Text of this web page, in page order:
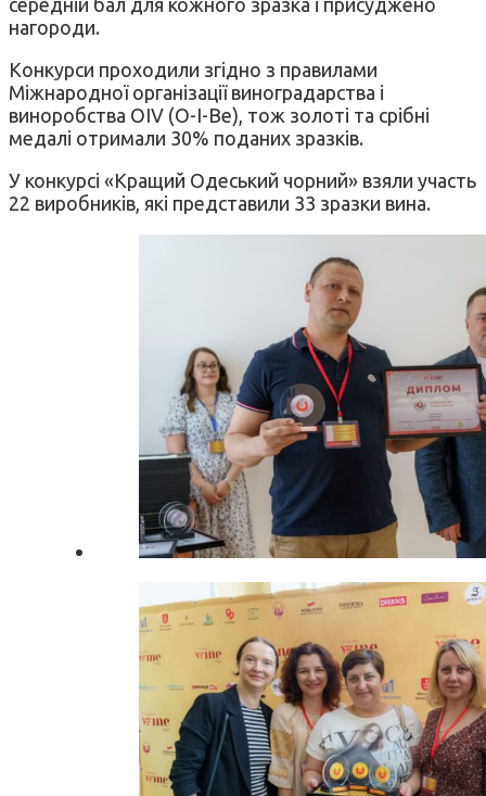
нагороди.
Конкурси проходили згідно з правилами
Міжнародної організації виноградарства і
виноробства OIV (О-І-Ве), тож золоті та срібні
медалі отримали 30% поданих зразків.
У конкурсі «Кращий Одеський чорний» взяли участь
22 виробників, які представили 33 зразки вина.